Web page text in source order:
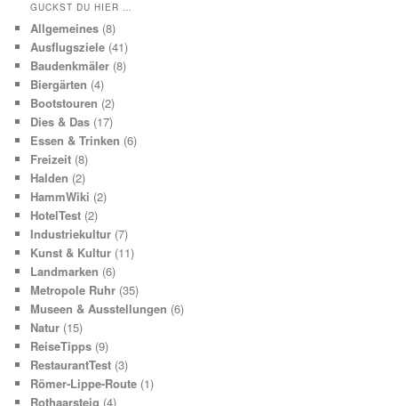
lesen
war
…
GUCKST DU HIER …
Allgemeines (8)
Ausflugsziele (41)
Baudenkmäler (8)
Biergärten (4)
Bootstouren (2)
Dies & Das (17)
Essen & Trinken (6)
Freizeit (8)
Halden (2)
HammWiki (2)
HotelTest (2)
Industriekultur (7)
Kunst & Kultur (11)
Landmarken (6)
Metropole Ruhr (35)
Museen & Ausstellungen (6)
Natur (15)
ReiseTipps (9)
RestaurantTest (3)
Römer-Lippe-Route (1)
Rothaarsteig (4)